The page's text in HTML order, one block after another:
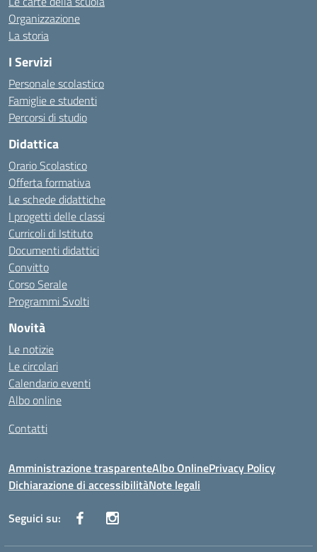
Organizzazione
La storia
I Servizi
Personale scolastico
Famiglie e studenti
Percorsi di studio
Didattica
Orario Scolastico
Offerta formativa
Le schede didattiche
I progetti delle classi
Curricoli di Istituto
Documenti didattici
Convitto
Corso Serale
Programmi Svolti
Novità
Le notizie
Le circolari
Calendario eventi
Albo online
Contatti
Amministrazione trasparenteAlbo OnlinePrivacy Policy
Dichiarazione di accessibilitàNote legali
Seguici su: